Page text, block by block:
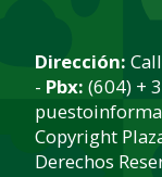
Dirección:
- Pbx: (604) +
Copyright
Derechos